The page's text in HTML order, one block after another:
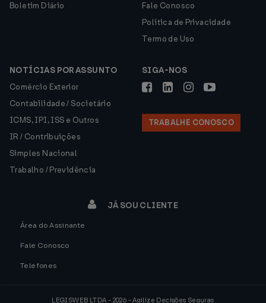
Boletim Diário
Fale Conosco
Política de Privacidade
Termo de Uso
NOTÍCIAS POR ASSUNTO
Comércio Exterior
Contabilidade / Societário
ICMS, IPI, ISS e Outros
IR / Contribuições
Simples Nacional
Trabalho / Previdência
SIGA-NOS
TRABALHE CONOSCO
JÁ SOU CLIENTE
Área do Assinante
Fale Conosco
Telefones
LEGISWEB LTDA - 2026 - Agilize Decisões Seguras